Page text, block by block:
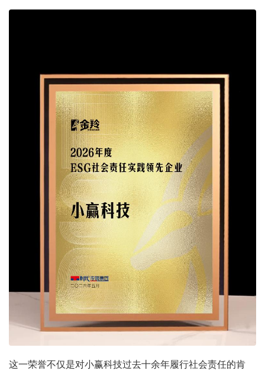
这一荣誉不仅是对小赢科技过去十余年履行社会责任的肯